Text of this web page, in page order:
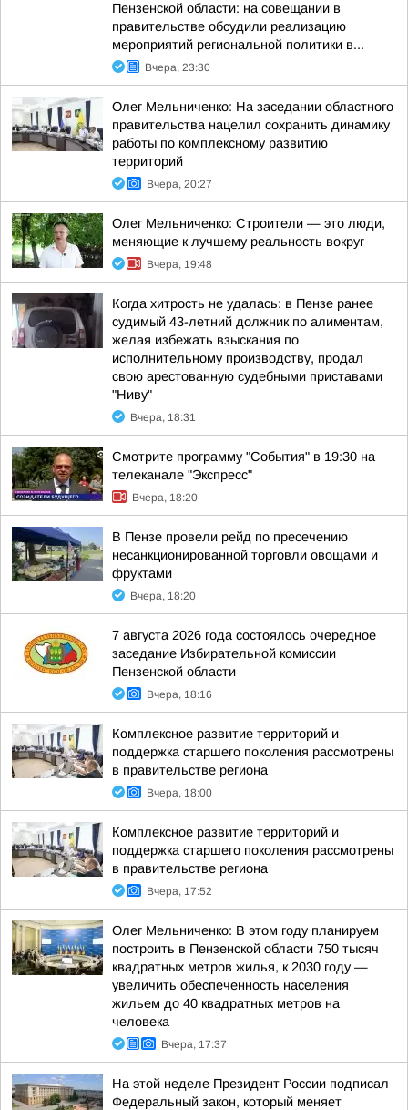
Пензенской области: на совещании в
правительстве обсудили реализацию
мероприятий региональной политики в...
Вчера, 23:30
Олег Мельниченко: На заседании областного
правительства нацелил сохранить динамику
работы по комплексному развитию
территорий
Вчера, 20:27
Олег Мельниченко: Строители — это люди,
меняющие к лучшему реальность вокруг
Вчера, 19:48
Когда хитрость не удалась: в Пензе ранее
судимый 43-летний должник по алиментам,
желая избежать взыскания по
исполнительному производству, продал
свою арестованную судебными приставами
"Ниву"
Вчера, 18:31
Смотрите программу "События" в 19:30 на
телеканале "Экспресс"
Вчера, 18:20
В Пензе провели рейд по пресечению
несанкционированной торговли овощами и
фруктами
Вчера, 18:20
7 августа 2026 года состоялось очередное
заседание Избирательной комиссии
Пензенской области
Вчера, 18:16
Комплексное развитие территорий и
поддержка старшего поколения рассмотрены
в правительстве региона
Вчера, 18:00
Комплексное развитие территорий и
поддержка старшего поколения рассмотрены
в правительстве региона
Вчера, 17:52
Олег Мельниченко: В этом году планируем
построить в Пензенской области 750 тысяч
квадратных метров жилья, к 2030 году —
увеличить обеспеченность населения
жильем до 40 квадратных метров на
человека
Вчера, 17:37
На этой неделе Президент России подписал
Федеральный закон, который меняет